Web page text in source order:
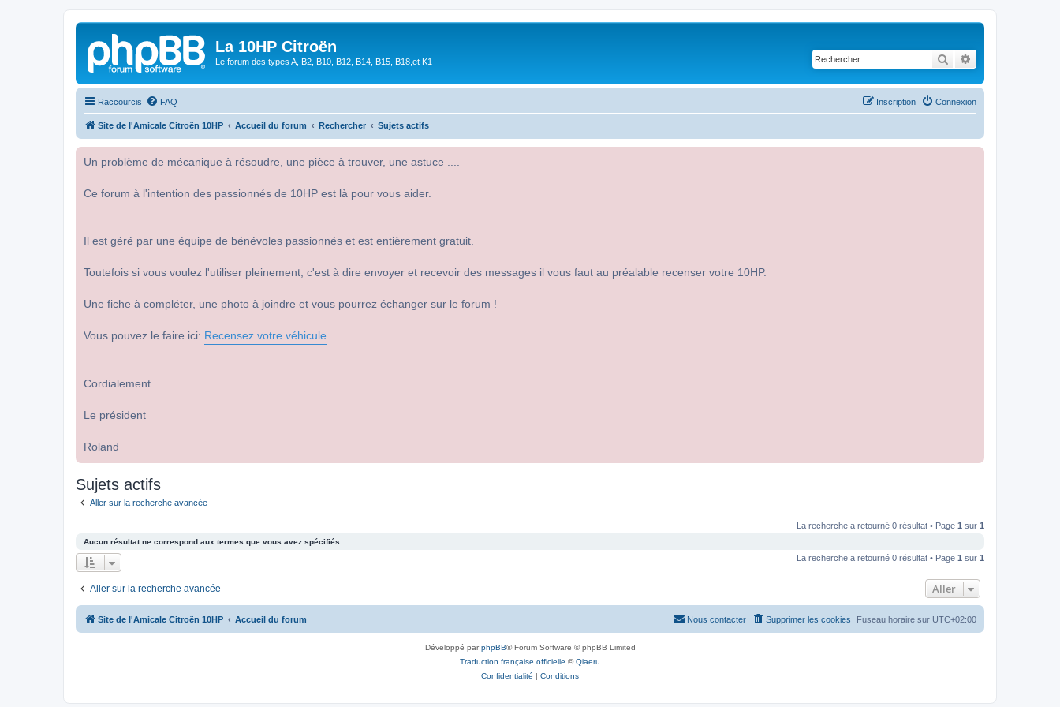
La 10HP Citroën
Le forum des types A, B2, B10, B12, B14, B15, B18,et K1 Rechercher
Raccourcis FAQ Connexion
Inscription
Site de l'Amicale Citroën 10HP Accueil du forum Rechercher Sujets actifs
Un problème de mécanique à résoudre, une pièce à trouver, une astuce ....
Ce forum à l'intention des passionnés de 10HP est là pour vous aider.
Il est géré par une équipe de bénévoles passionnés et est entièrement gratuit.
Toutefois si vous voulez l'utiliser pleinement, c'est à dire envoyer et recevoir des messages il vous faut au préalable recenser votre 10HP.
Une fiche à compléter, une photo à joindre et vous pourrez échanger sur le forum !
Vous pouvez le faire ici: Recensez votre véhicule
Cordialement
Le président
Roland
Sujets actifs
Aller sur la recherche avancée
La recherche a retourné 0 résultat • Page 1 sur 1
Aucun résultat ne correspond aux termes que vous avez spécifiés.
La recherche a retourné 0 résultat • Page 1 sur 1
Aller sur la recherche avancée Aller
Site de l'Amicale Citroën 10HP Accueil du forum Fuseau horaire sur UTC+02:00
Supprimer les cookies
Nous contacter
Développé parphpBB® Forum Software © phpBB Limited
Traduction française officielle ©Qiaeru
Confidentialité | Conditions